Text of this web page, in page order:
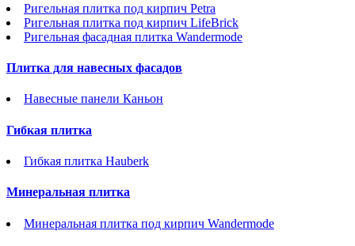
Ригельная плитка под кирпич Petra
Ригельная плитка под кирпич LifeBrick
Ригельная фасадная плитка Wandermode
Плитка для навесных фасадов
Навесные панели Каньон
Гибкая плитка
Гибкая плитка Hauberk
Минеральная плитка
Минеральная плитка под кирпич Wandermode